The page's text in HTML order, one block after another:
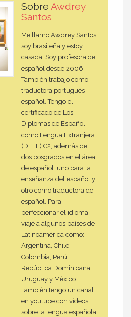
Sobre Awdrey
Santos
Me llamo Awdrey Santos,
soy brasileña y estoy
casada. Soy profesora de
español desde 2006.
También trabajo como
traductora portugués-
español. Tengo el
certificado de Los
Diplomas de Español
como Lengua Extranjera
(DELE) C2, además de
dos posgrados en el área
de español: uno para la
enseñanza del español y
otro como traductora de
español. Para
perfeccionar el idioma
viajé a algunos países de
Latinoamérica como:
Argentina, Chile,
Colombia, Perú,
República Dominicana,
Uruguay y México.
También tengo un canal
en youtube con vídeos
sobre la lengua española